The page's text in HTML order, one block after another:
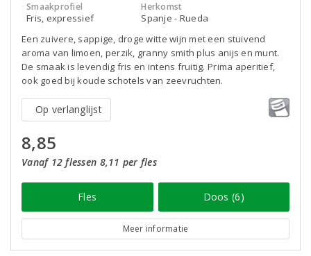
Smaakprofiel
Fris, expressief
Herkomst
Spanje - Rueda
Een zuivere, sappige, droge witte wijn met een stuivend
aroma van limoen, perzik, granny smith plus anijs en munt.
De smaak is levendig fris en intens fruitig. Prima aperitief,
ook goed bij koude schotels van zeevruchten.
Op verlanglijst
8,85
Vanaf 12 flessen 8,11 per fles
Fles Doos (6)
Meer informatie